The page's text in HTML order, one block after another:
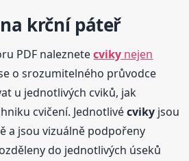
krční páteř
PDF naleznetecviky nejen
o srozumitelného průvodce
u jednotlivých cviků, jak
cvičení. Jednotlivécviky jsou
a jsou vizuálně podpořeny
do jednotlivých úseků